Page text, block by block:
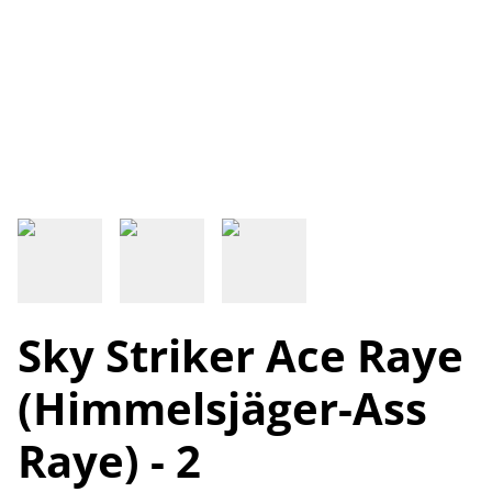
Sky Striker Ace Raye
(Himmelsjäger-Ass
Raye) - 2